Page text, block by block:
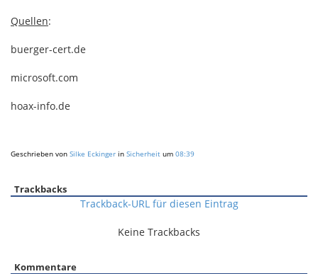
Quellen:
buerger-cert.de
microsoft.com
hoax-info.de
Geschrieben von Silke Eckinger in Sicherheit um 08:39
Trackbacks
Trackback-URL für diesen Eintrag
Keine Trackbacks
Kommentare